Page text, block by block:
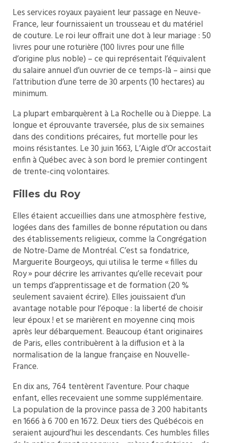
Les services royaux payaient leur passage en Neuve-
France, leur fournissaient un trousseau et du matériel
de couture. Le roi leur offrait une dot à leur mariage : 50
livres pour une roturière (100 livres pour une fille
d’origine plus noble) – ce qui représentait l’équivalent
du salaire annuel d’un ouvrier de ce temps-là – ainsi que
l’attribution d’une terre de 30 arpents (10 hectares) au
minimum.
La plupart embarquèrent à La Rochelle ou à Dieppe. La
longue et éprouvante traversée, plus de six semaines
dans des conditions précaires, fut mortelle pour les
moins résistantes. Le 30 juin 1663, L’Aigle d’Or accostait
enfin à Québec avec à son bord le premier contingent
de trente-cinq volontaires.
Filles du Roy
Elles étaient accueillies dans une atmosphère festive,
logées dans des familles de bonne réputation ou dans
des établissements religieux, comme la Congrégation
de Notre-Dame de Montréal. C’est sa fondatrice,
Marguerite Bourgeoys, qui utilisa le terme « filles du
Roy » pour décrire les arrivantes qu’elle recevait pour
un temps d’apprentissage et de formation (20 %
seulement savaient écrire). Elles jouissaient d’un
avantage notable pour l’époque : la liberté de choisir
leur époux ! et se marièrent en moyenne cinq mois
après leur débarquement. Beaucoup étant originaires
de Paris, elles contribuèrent à la diffusion et à la
normalisation de la langue française en Nouvelle-
France.
En dix ans, 764 tentèrent l’aventure. Pour chaque
enfant, elles recevaient une somme supplémentaire.
La population de la province passa de 3 200 habitants
en 1666 à 6 700 en 1672. Deux tiers des Québécois en
seraient aujourd’hui les descendants. Ces humbles filles